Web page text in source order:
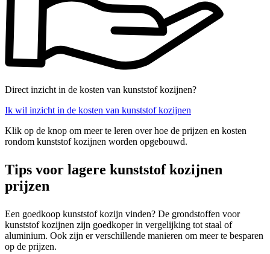
Direct inzicht in de kosten van kunststof kozijnen?
Ik wil inzicht in de kosten van kunststof kozijnen
Klik op de knop om meer te leren over hoe de prijzen en kosten
rondom kunststof kozijnen worden opgebouwd.
Tips voor lagere kunststof kozijnen
prijzen
Een goedkoop kunststof kozijn vinden? De grondstoffen voor
kunststof kozijnen zijn goedkoper in vergelijking tot staal of
aluminium. Ook zijn er verschillende manieren om meer te besparen
op de prijzen.